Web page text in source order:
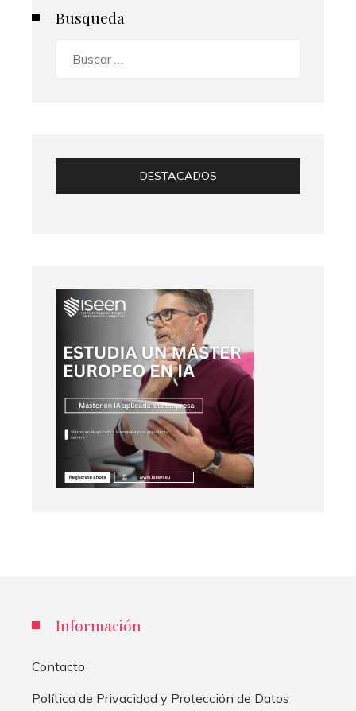
Busqueda
DESTACADOS
Información
Contacto
Política de Privacidad y Protección de Datos